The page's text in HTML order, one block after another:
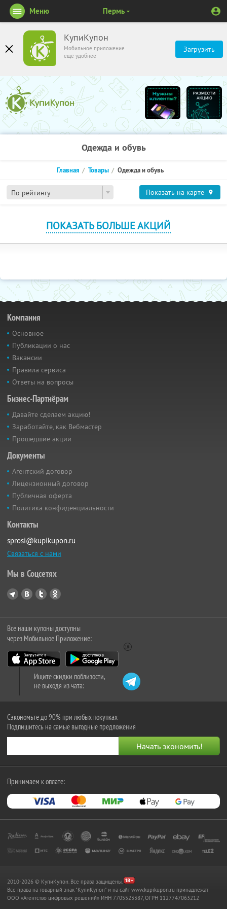
КупиКупон
Мобильное приложение
ещё удобнее
Загрузить
Меню Пермь
Одежда и обувь
По рейтингу
Главная Товары Одежда и обувь
Показать на карте
ПОКАЗАТЬ БОЛЬШЕ АКЦИЙ
Компания
Основное
Публикации о нас
Вакансии
Правила сервиса
Ответы на вопросы
Бизнес-Партнёрам
Давайте сделаем акцию!
Заработайте, как Вебмастер
Прошедшие акции
Документы
Агентский договор
Лицензионный договор
Публичная оферта
Политика конфиденциальности
Контакты
sprosi@kupikupon.ru
Связаться с нами
Мы в Соцсетях
Все наши купоны доступны
через Мобильное Приложение:
Ищите скидки поблизости,
не выходя из чата:
Сэкономьте до 90% при любых покупках
Подпишитесь на самые выгодные предложения
Принимаем к оплате:
2010-2026 © КупиКупон. Все права защищены.
Все права на товарный знак "КупиКупон" и на сайт www.kupikupon.ru принадлежат
OOO «Агентство цифровых решений» ИНН 7705523387, ОГРН 1127747063212